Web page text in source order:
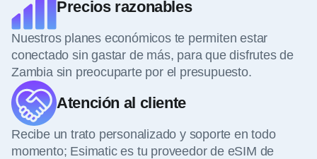
Precios razonables
Nuestros planes económicos te permiten estar
conectado sin gastar de más, para que disfrutes de
Zambia sin preocuparte por el presupuesto.
Atención al cliente
Recibe un trato personalizado y soporte en todo
momento; Esimatic es tu proveedor de eSIM de